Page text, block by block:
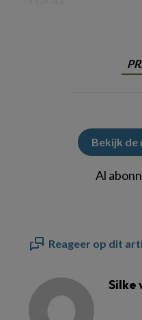
Bekijk de
Al
Reageer op dit
Silke